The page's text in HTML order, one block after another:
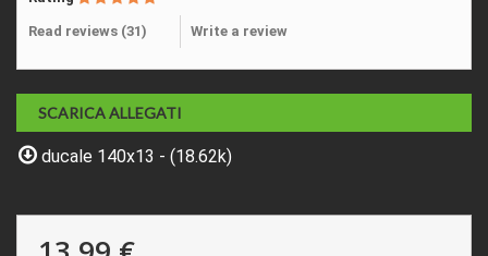
Read reviews (31) Write a review
SCARICA ALLEGATI
ducale 140x13 - (18.62k)